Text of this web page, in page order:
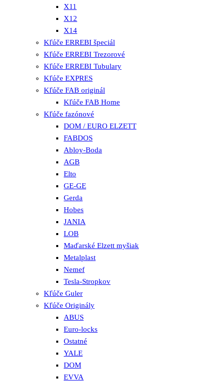
X11
X12
X14
Kľúče ERREBI špeciál
Kľúče ERREBI Trezorové
Kľúče ERREBI Tubulary
Kľúče EXPRES
Kľúče FAB originál
Kľúče FAB Home
Kľúče fazónové
DOM / EURO ELZETT
FABDOS
Abloy-Boda
AGB
Elto
GE-GE
Gerda
Hobes
JANIA
LOB
Maďarské Elzett myšiak
Metalplast
Nemef
Tesla-Stropkov
Kľúče Guler
Kľúče Originály
ABUS
Euro-locks
Ostatné
YALE
DOM
EVVA